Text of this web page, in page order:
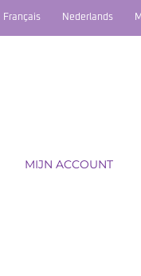
Français Nederlands
MIJN ACCOUNT